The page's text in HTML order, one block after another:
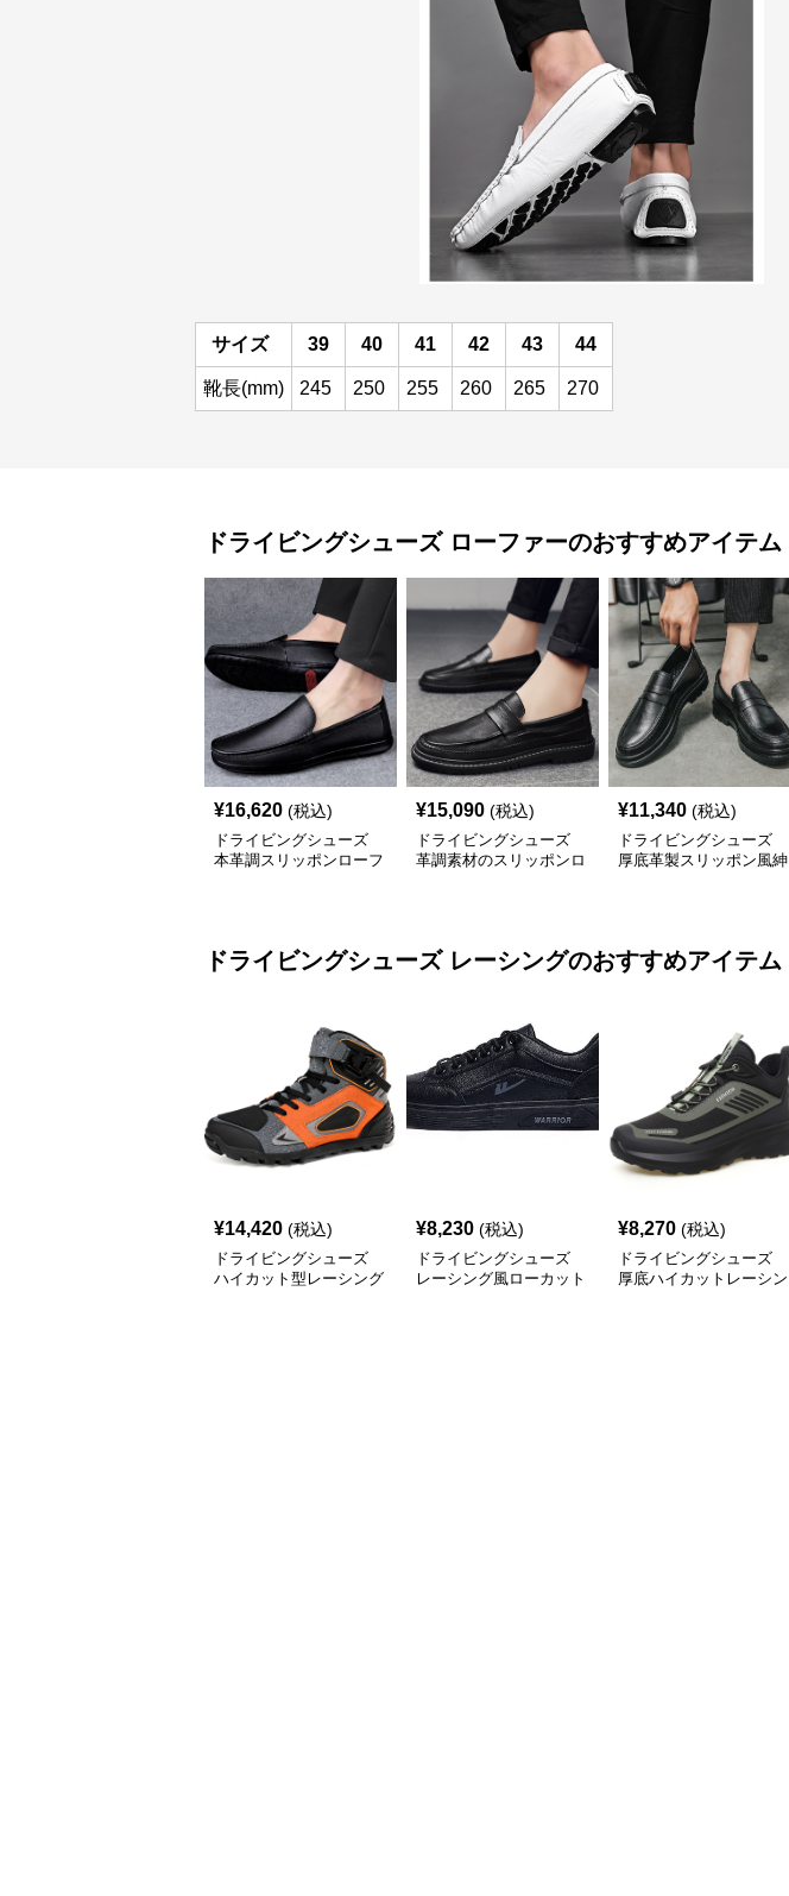
サイズ 39 40 41 42 43 44
靴長(mm) 245 250 255 260 265 270
ドライビングシューズ ローファーのおすすめアイテム
¥16,620 (税込)
ドライビングシューズ
本革調スリッポンローフ
¥15,090 (税込)
ドライビングシューズ
革調素材のスリッポンロ
¥11,340 (税込)
ドライビングシューズ
厚底革製スリッポン風紳
ドライビングシューズ レーシングのおすすめアイテム
¥14,420 (税込)
ドライビングシューズ
ハイカット型レーシング
¥8,230 (税込)
ドライビングシューズ
レーシング風ローカット
¥8,270 (税込)
ドライビングシューズ
厚底ハイカットレーシン